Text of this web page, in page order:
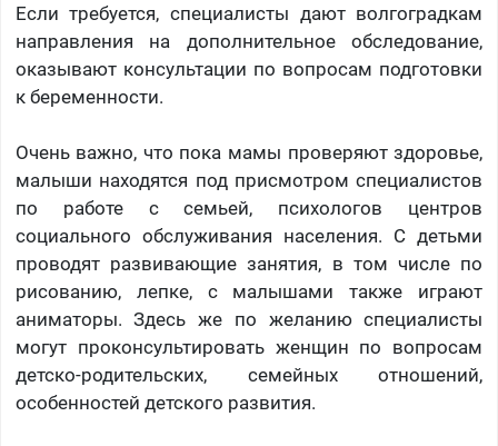
Если требуется, специалисты дают волгоградкам
направления на дополнительное обследование,
оказывают консультации по вопросам подготовки
к беременности.
Очень важно, что пока мамы проверяют здоровье,
малыши находятся под присмотром специалистов
по работе с семьей, психологов центров
социального обслуживания населения. С детьми
проводят развивающие занятия, в том числе по
рисованию, лепке, с малышами также играют
аниматоры. Здесь же по желанию специалисты
могут проконсультировать женщин по вопросам
детско-родительских, семейных отношений,
особенностей детского развития.